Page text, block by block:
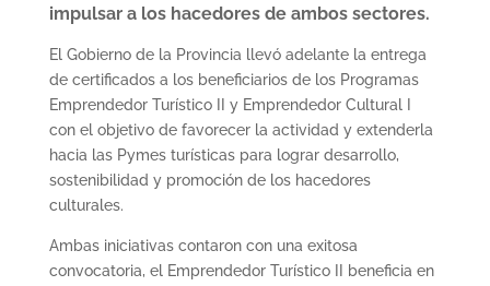
impulsar a los hacedores de ambos sectores.
El Gobierno de la Provincia llevó adelante la entrega
de certificados a los beneficiarios de los Programas
Emprendedor Turístico II y Emprendedor Cultural I
con el objetivo de favorecer la actividad y extenderla
hacia las Pymes turísticas para lograr desarrollo,
sostenibilidad y promoción de los hacedores
culturales.
Ambas iniciativas contaron con una exitosa
convocatoria, el Emprendedor Turístico II beneficia en